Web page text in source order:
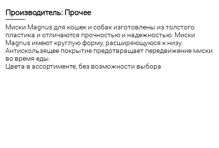
Производитель: Прочее
Миски Magnus для кошек и собак изготовлены из толстого
пластика и отличаются прочностью и надежностью. Миски
Magnus имеют круглую форму, расширяющуюся к низу.
Антискользящее покрытие предотвращает передвижение миски
во время еды.
Цвета в ассортименте, без возможности выбора